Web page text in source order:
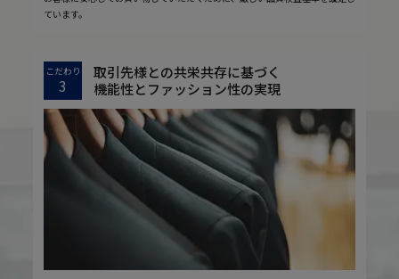
ています。
こだわり
3
取引先様との共栄共存に基づく
機能性とファッション性の実現